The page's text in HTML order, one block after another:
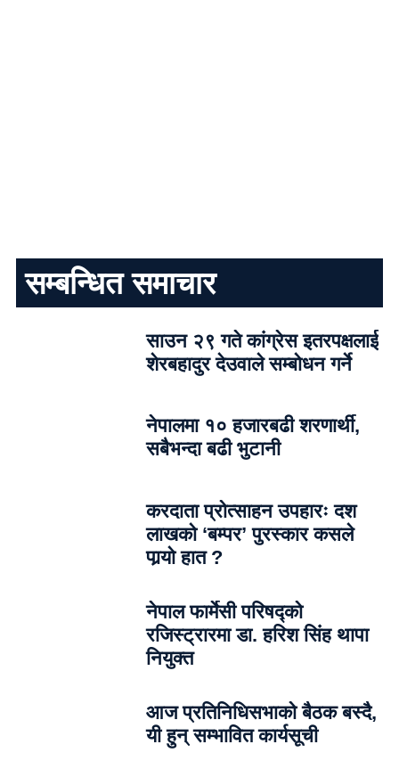
सम्बन्धित समाचार
साउन २९ गते कांग्रेस इतरपक्षलाई
शेरबहादुर देउवाले सम्बोधन गर्ने
नेपालमा १० हजारबढी शरणार्थी,
सबैभन्दा बढी भुटानी
करदाता प्रोत्साहन उपहारः दश
लाखको ‘बम्पर’ पुरस्कार कसले
पार्‍याे हात ?
नेपाल फार्मेसी परिषद्को
रजिस्ट्रारमा डा. हरिश सिंह थापा
नियुक्त
आज प्रतिनिधिसभाको बैठक बस्दै,
यी हुन् सम्भावित कार्यसूची